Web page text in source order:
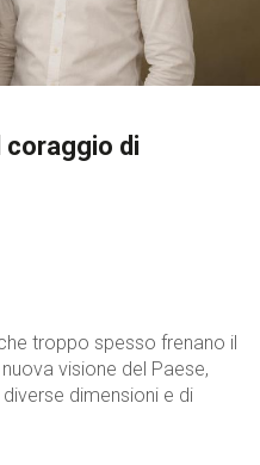
coraggio di
troppo spesso frenano il
visione del Paese,
dimensioni e di